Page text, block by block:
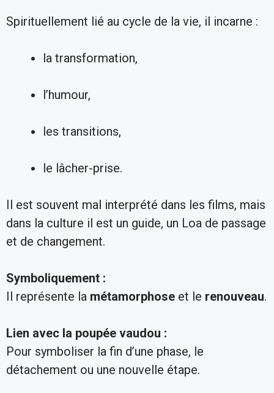
Spirituellement lié au cycle de la vie, il incarne :
la transformation,
l’humour,
les transitions,
le lâcher-prise.
Il est souvent mal interprété dans les films, mais
dans la culture il est un guide, un Loa de passage
et de changement.
Symboliquement :
Il représente la métamorphose et le renouveau.
Lien avec la poupée vaudou :
Pour symboliser la fin d’une phase, le
détachement ou une nouvelle étape.